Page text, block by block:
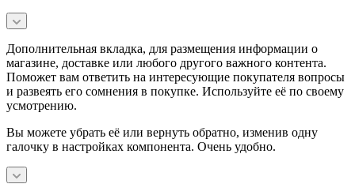
Дополнительная вкладка, для размещения информации о
магазине, доставке или любого другого важного контента.
Поможет вам ответить на интересующие покупателя вопросы
и развеять его сомнения в покупке. Используйте её по своему
усмотрению.
Вы можете убрать её или вернуть обратно, изменив одну
галочку в настройках компонента. Очень удобно.